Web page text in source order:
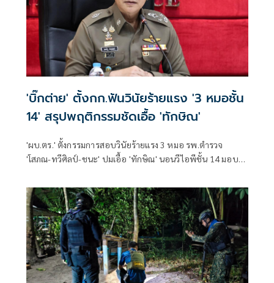
'บิ๊กต่าย' ตั้งกก.ฟันวินัยร้ายแรง '3 หมอชั้น
14' สรุปพฤติกรรมชัดเอื้อ 'ทักษิณ'
'ผบ.ตร.' ตั้งกรรมการสอบวินัยร้ายแรง 3 หมอ รพ.ตำรวจ
'โสภณ-ทวีศิลป์-ชนะ' ปมเอื้อ 'ทักษิณ' นอนวีไอพีชั้น 14 มอบ